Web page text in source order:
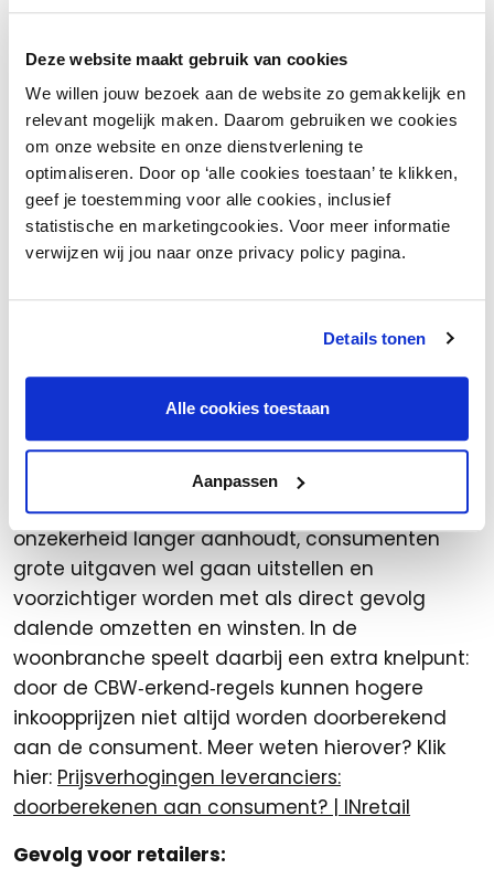
Deze website maakt gebruik van cookies
We willen jouw bezoek aan de website zo gemakkelijk en
relevant mogelijk maken. Daarom gebruiken we cookies
om onze website en onze dienstverlening te
optimaliseren. Door op ‘alle cookies toestaan’ te klikken,
geef je toestemming voor alle cookies, inclusief
statistische en marketingcookies. Voor meer informatie
verwijzen wij jou naar onze privacy policy pagina.
Details tonen
Alle cookies toestaan
Aanpassen
zullen vaker vragen om een hogere
kantoorpersoneel vaker thuis te laten werken
vragen daarnaast extra inzet van werkgevers,
onder meer op het gebied van
thuiswerkvergoedingen, plannen van de
bezetting en zorgen voor arbo‑verantwoorde
thuiswerkplekken.
Door de stijgende kosten van levensonderhoud
zullen medewerkers eerder en vaker om
Consumentengedrag en omzetdruk
Het consumentenvertrouwen is gedaald
alhoewel de consument de hand nog niet op de
knip houdt in tegenstellen tot de Duitse
consument. De kans is aanwezig dat als de
onzekerheid langer aanhoudt, consumenten
grote uitgaven wel gaan uitstellen en
voorzichtiger worden met als direct gevolg
dalende omzetten en winsten. In de
woonbranche speelt daarbij een extra knelpunt:
door de CBW‑erkend‑regels kunnen hogere
inkoopprijzen niet altijd worden doorberekend
aan de consument. Meer weten hierover? Klik
hier: Prijsverhogingen leveranciers:
doorberekenen aan consument? | INretail
Gevolg voor retailers: